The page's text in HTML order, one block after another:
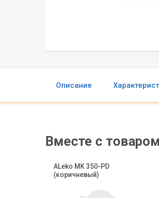
Описание
Вместе с
ALeko MK 350-PD
(коричневый)